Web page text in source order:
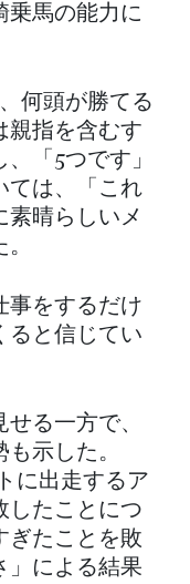
乗馬の能力に
何頭が勝てる
親指を含むす
「5つです」
ては、「これ
素晴らしいメ
事をするだけ
ると信じてい
る一方で、
示した。
に出走するア
したことにつ
ぎたことを敗
」による結果